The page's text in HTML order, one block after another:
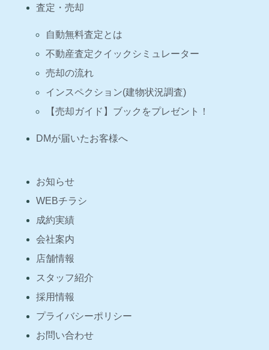
査定・売却
自動無料査定とは
不動産査定クイックシミュレーター
売却の流れ
インスペクション(建物状況調査)
【売却ガイド】ブックをプレゼント！
DMが届いたお客様へ
お知らせ
WEBチラシ
成約実績
会社案内
店舗情報
スタッフ紹介
採用情報
プライバシーポリシー
お問い合わせ